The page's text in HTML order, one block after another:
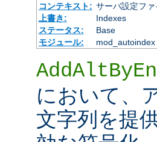
コンテキスト: サーバ設定フ
上書き:
Indexes
ステータス:
Base
モジュール:
mod_autoindex
において、
文字列を提